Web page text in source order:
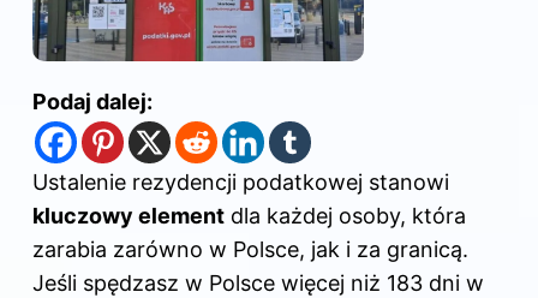
Podaj dalej:
Ustalenie rezydencji podatkowej stanowi
kluczowy element dla każdej osoby, która
zarabia zarówno w Polsce, jak i za granicą.
Jeśli spędzasz w Polsce więcej niż 183 dni w